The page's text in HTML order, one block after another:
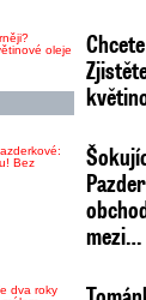
mezi…